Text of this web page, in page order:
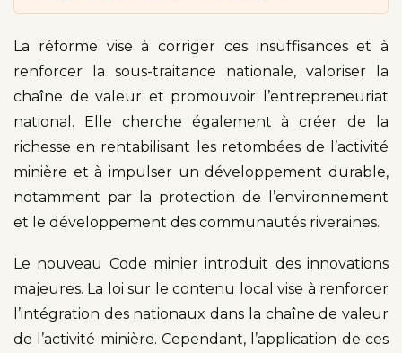
La réforme vise à corriger ces insuffisances et à
renforcer la sous-traitance nationale, valoriser la
chaîne de valeur et promouvoir l’entrepreneuriat
national. Elle cherche également à créer de la
richesse en rentabilisant les retombées de l’activité
minière et à impulser un développement durable,
notamment par la protection de l’environnement
et le développement des communautés riveraines.
Le nouveau Code minier introduit des innovations
majeures. La loi sur le contenu local vise à renforcer
l’intégration des nationaux dans la chaîne de valeur
de l’activité minière. Cependant, l’application de ces